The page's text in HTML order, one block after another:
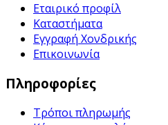
Εταιρικό προφίλ
Καταστήματα
Εγγραφή Χονδρικής
Επικοινωνία
Πληροφορίες
Τρόποι πληρωμής